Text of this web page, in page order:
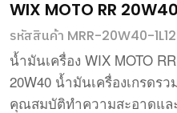
WIX MOTO RR 20W40
รหัสสินค้า MRR-20W40-1L12
น้ำมันเครื่อง WIX MOTO
20W40 น้ำมันเครื่องเกรดรว
คุณสมบัติทำความสะอาดแล